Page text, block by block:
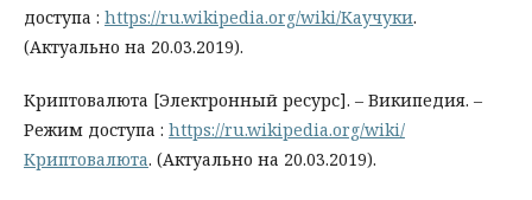
доступа : https://ru.wikipedia.org/wiki/Каучуки.
(Актуально на 20.03.2019).
Криптовалюта [Электронный ресурс]. – Википедия. –
Режим доступа : https://ru.wikipedia.org/wiki/
Криптовалюта. (Актуально на 20.03.2019).